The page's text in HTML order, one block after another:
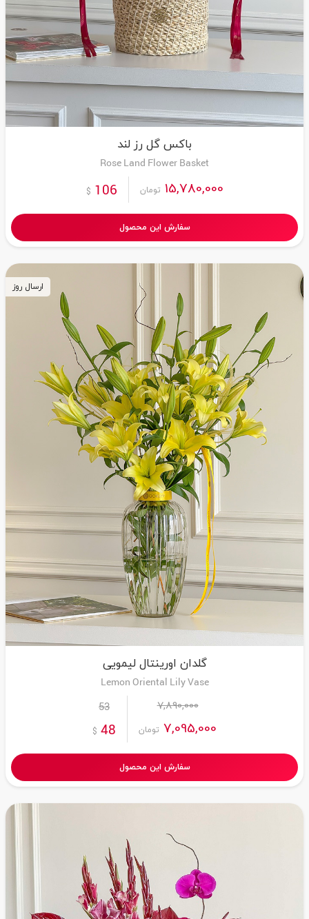
باکس گل رز لند
Rose Land Flower Basket
15,780,000 تومان 106
$
سفارش این محصول
گلدان اورینتال لیمویی
Lemon Oriental Lily Vase
7,890,000
7,095,000 تومان
53
48
$
سفارش این محصول
ارسال روز